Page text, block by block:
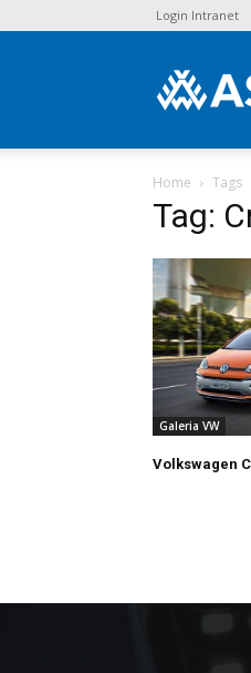
Login Intranet
Home Tags
Tag:
Galeria VW
Volkswagen